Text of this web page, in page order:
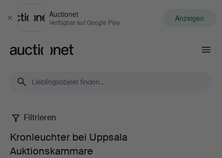
Schließen
Auctionet
Verfügbar auf Google Play Anzeigen
Kronleuchter
bei
Filtrieren
Kronleuchter bei Uppsala
Auktionskammare